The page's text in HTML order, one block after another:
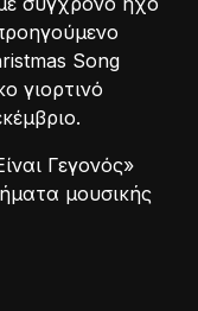
Song
γιορτινό
Γεγονός»
μουσικής